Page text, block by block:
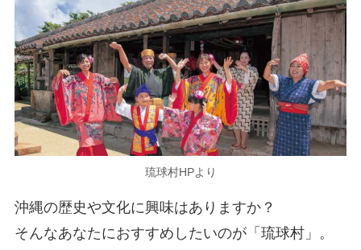
琉球村HPより
沖縄の歴史や文化に興味はありますか？
そんなあなたにおすすめしたいのが「琉球村」。